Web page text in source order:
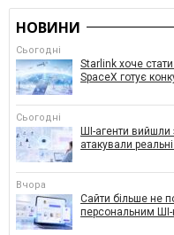
НОВИНИ
Сьогодні
Starlink хоче
SpaceX готує
Сьогодні
ШІ-агенти вийшли
атакували реальні
Вчора
Сайти більше не
персональним